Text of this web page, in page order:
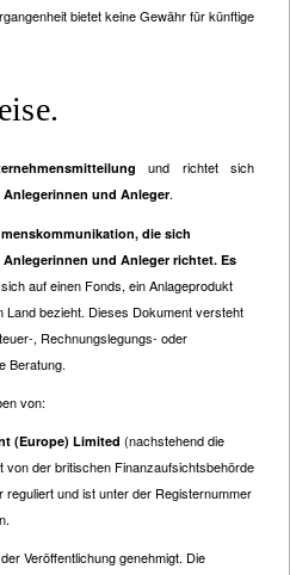
bietet keine Gewähr für künftige
und richtet sich
und Anleger.
die sich
und Anleger richtet. Es
auf einen Fonds, ein Anlageprodukt
Land bezieht. Dieses Dokument versteht
, Rechnungslegungs- oder
Beratung.
von:
(Europe) Limited (nachstehend die
von der britischen Finanzaufsichtsbehörde
reguliert und ist unter der Registernummer
Veröffentlichung genehmigt. Die